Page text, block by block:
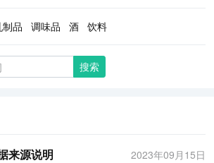
制品 调味品 酒 饮料
搜索
来源说明
2023年09月15日